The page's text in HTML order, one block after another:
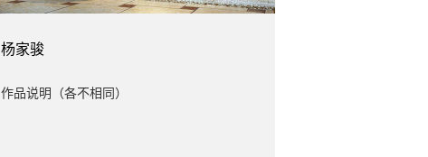
杨家骏
作品说明（各不相同）